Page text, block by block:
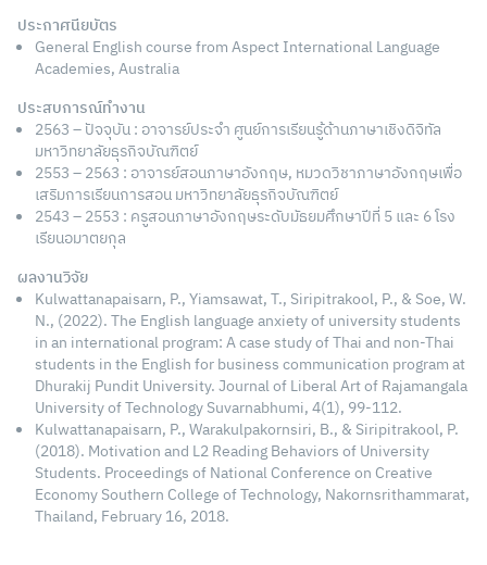
ประกาศนียบัตร
General English course from Aspect International Language
Academies, Australia
ประสบการณ์ทำงาน
2563 – ปัจจุบัน : อาจารย์ประจำ ศูนย์การเรียนรู้ด้านภาษาเชิงดิจิทัล
มหาวิทยาลัยธุรกิจบัณฑิตย์
2553 – 2563 : อาจารย์สอนภาษาอังกฤษ, หมวดวิชาภาษาอังกฤษเพื่อ
เสริมการเรียนการสอน มหาวิทยาลัยธุรกิจบัณฑิตย์
2543 – 2553 : ครูสอนภาษาอังกฤษระดับมัธยมศึกษาปีที่ 5 และ 6 โรง
เรียนอมาตยกุล
ผลงานวิจัย
Kulwattanapaisarn, P., Yiamsawat, T., Siripitrakool, P., & Soe, W.
N., (2022). The English language anxiety of university students
in an international program: A case study of Thai and non-Thai
students in the English for business communication program at
Dhurakij Pundit University. Journal of Liberal Art of Rajamangala
University of Technology Suvarnabhumi, 4(1), 99-112.
Kulwattanapaisarn, P., Warakulpakornsiri, B., & Siripitrakool, P.
(2018). Motivation and L2 Reading Behaviors of University
Students. Proceedings of National Conference on Creative
Economy Southern College of Technology, Nakornsrithammarat,
Thailand, February 16, 2018.